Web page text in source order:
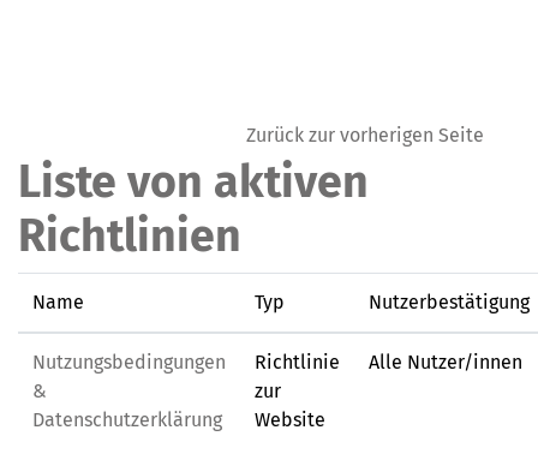
Zurück zur vorherigen Seite
Liste von aktiven
Richtlinien
Name Typ Nutzerbestätigung
Nutzungsbedingungen
&
Datenschutzerklärung
Richtlinie
zur
Website
Alle Nutzer/innen